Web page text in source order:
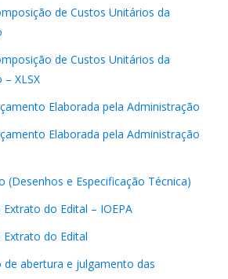
de Custos Unitários da
de Custos Unitários da
XLSX
Elaborada pela Administração
Elaborada pela Administração
(Desenhos e Especificação Técnica)
do Edital – IOEPA
Extrato do Edital
de abertura e julgamento das